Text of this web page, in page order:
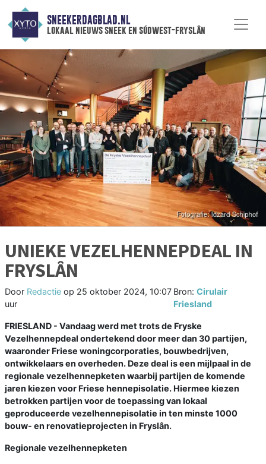
SNEEKERDAGBLAD.NL
lokaal nieuws sneek en súdwest-fryslân
UNIEKE VEZELHENNEPDEAL IN
FRYSLÂN
Door Redactie op 25 oktober 2024, 10:07
uur
Bron:Cirulair
Friesland
FRIESLAND - Vandaag werd met trots de Fryske
Vezelhennepdeal ondertekend door meer dan 30 partijen,
waaronder Friese woningcorporaties, bouwbedrijven,
ontwikkelaars en overheden. Deze deal is een mijlpaal in de
regionale vezelhennepketen waarbij partijen de komende
jaren kiezen voor Friese hennepisolatie. Hiermee kiezen
betrokken partijen voor de toepassing van lokaal
geproduceerde vezelhennepisolatie in ten minste 1000
bouw- en renovatieprojecten in Fryslân.
Regionale vezelhennepketen